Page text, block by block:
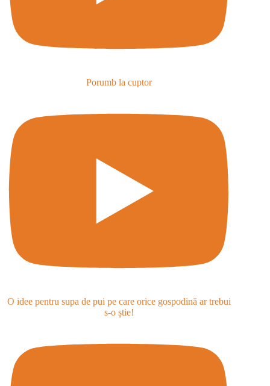
Porumb la cuptor
O idee pentru supa de pui pe care orice gospodină ar trebui
s-o știe!